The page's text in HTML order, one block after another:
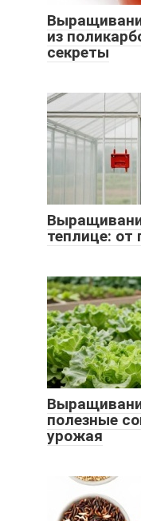
из
секреты
теплице: от
полезные
урожая